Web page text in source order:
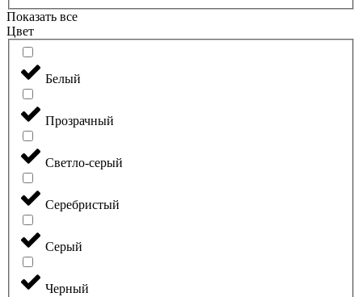
Показать все
Цвет
Белый
Прозрачный
Светло-серый
Серебристый
Серый
Черный